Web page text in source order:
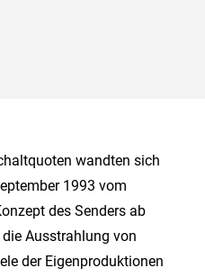
wandten sich
1993 vom
des Senders ab
Ausstrahlung von
der Eigenproduktionen